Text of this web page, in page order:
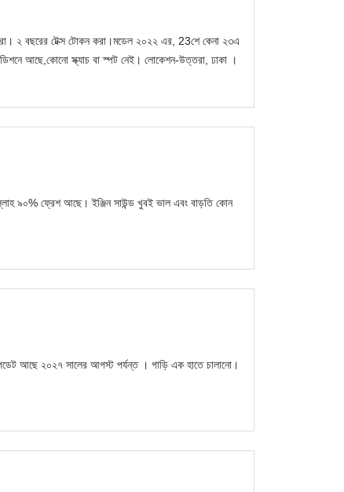
২ বছরের টেক্স টোকন করা।মডেল ২০২২ এর, 23শে কেনা ২৩এ
আছে,কোনো স্ক্যাচ বা স্পট নেই। লোকেশন-উত্তরা, ঢাকা ।
ফ্রেশ আছে। ইঞ্জিন সাউন্ড খুবই ভাল এবং বাড়তি কোন
২০২৭ সালের আগস্ট পর্যন্ত । গাড়ি এক হাতে চালানো।